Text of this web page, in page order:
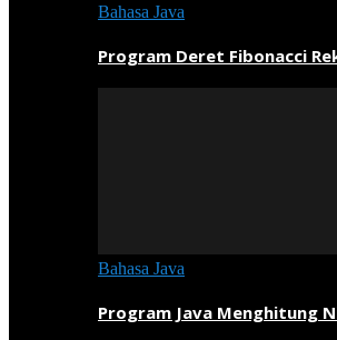
Bahasa Java
Program Deret Fibonacci
Bahasa Java
Program Java Menghitung